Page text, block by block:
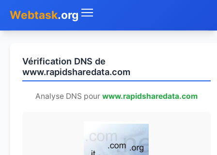
Webtask.org
Whois
Vérification DNS de
www.rapidsharedata.com
Analyse DNS pour www.rapidsharedata.com